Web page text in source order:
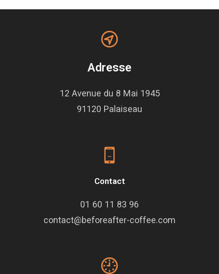
Adresse
12 Avenue du 8 Mai 1945
91120 Palaiseau
Contact
01 60 11 83 96
contact@beforeafter-coffee.com